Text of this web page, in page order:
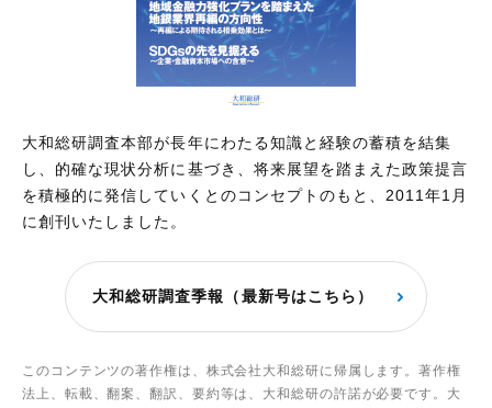
大和総研調査本部が長年にわたる知識と経験の蓄積を結集
し、的確な現状分析に基づき、将来展望を踏まえた政策提言
を積極的に発信していくとのコンセプトのもと、2011年1月
に創刊いたしました。
大和総研調査季報（最新号はこちら）
このコンテンツの著作権は、株式会社大和総研に帰属します。著作権
法上、転載、翻案、翻訳、要約等は、大和総研の許諾が必要です。大